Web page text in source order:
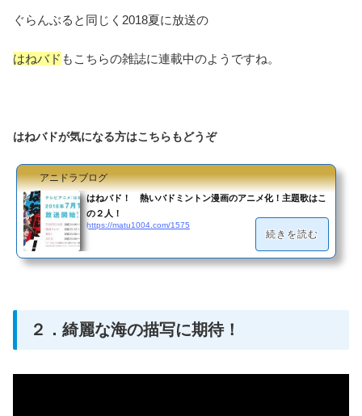
ぐらんぶると同じく2018夏に放送の
はねバド もこちらの雑誌に連載中のようですね。
はねバドが気になる方はこちらもどうぞ
アニドラブログ
はねバド！ 熱いバドミントン漫画のアニメ化！主題歌はこ
の２人！
https://matu1004.com/1575
続きを読む
２．綺麗な海の描写に期待！